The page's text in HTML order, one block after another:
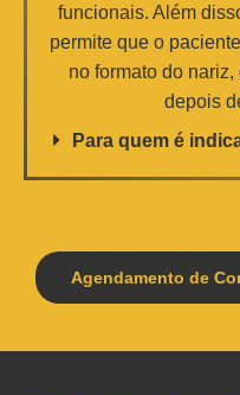
funcionais. Além
permite que o
no formato do
depois
Para quem é
Agendamento de